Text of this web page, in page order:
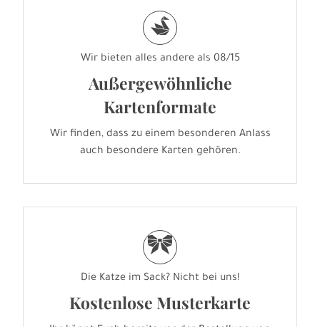
s
Wir bieten alles andere als 08/15
Außergewöhnliche
Kartenformate
Wir finden, dass zu einem besonderen Anlass
auch besondere Karten gehören.
r
Die Katze im Sack? Nicht bei uns!
Kostenlose Musterkarte